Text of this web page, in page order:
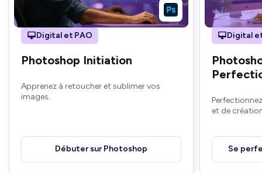
Digital et PAO
Photoshop Initiation
Apprenez à retoucher et sublimer vos
images.
Débuter sur Photoshop
Digital
et de
Se